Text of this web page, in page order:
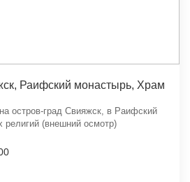
Раифский монастырь, Храм
остров-град Свияжск, в Раифский
(внешний осмотр)